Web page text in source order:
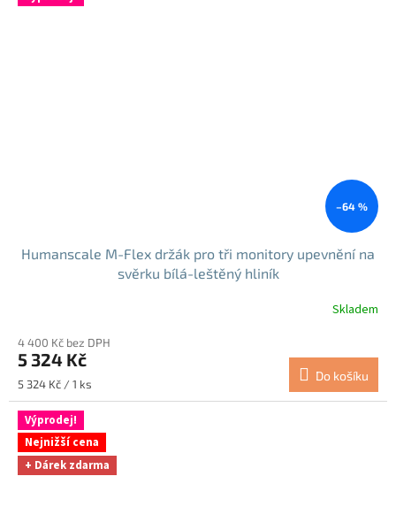
–64 %
Humanscale M-Flex držák pro tři monitory upevnění na
svěrku bílá-leštěný hliník
Skladem
4 400 Kč bez DPH
5 324 Kč
Měrná
cena:
5 324 Kč / 1 ks
Do košíku
Výprodej!
Nejnižší cena
+ Dárek zdarma